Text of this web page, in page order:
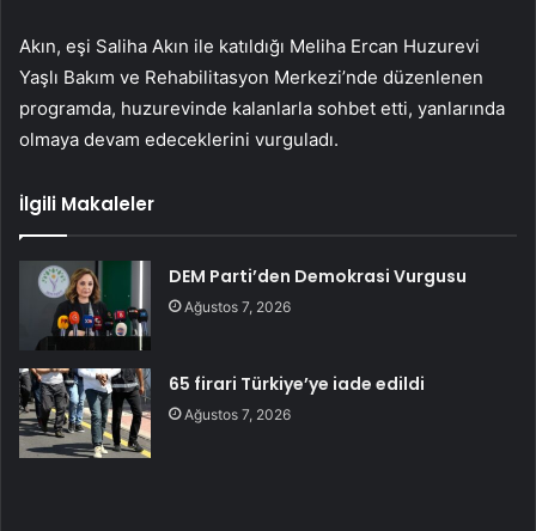
Akın, eşi Saliha Akın ile katıldığı Meliha Ercan Huzurevi
Yaşlı Bakım ve Rehabilitasyon Merkezi’nde düzenlenen
programda, huzurevinde kalanlarla sohbet etti, yanlarında
olmaya devam edeceklerini vurguladı.
İlgili Makaleler
DEM Parti’den Demokrasi Vurgusu
Ağustos 7, 2026
65 firari Türkiye’ye iade edildi
Ağustos 7, 2026